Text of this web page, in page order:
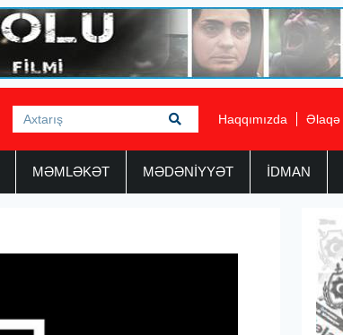
Haqqımızda Əlaqə
MƏMLƏKƏT MƏDƏNİYYƏT İDMAN